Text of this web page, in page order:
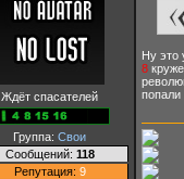
Ждёт спасателей
Группа: Свои
Сообщений: 118
Репутация: 9
Ну это
8
попали